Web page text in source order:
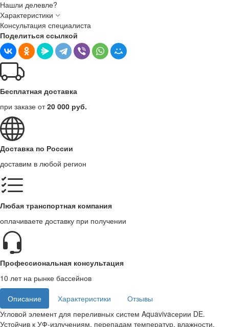
Нашли делевле?
Характеристики
Консультация специалиста
Поделиться ссылкой
Бесплатная доставка
при заказе от20 000 руб.
Доставка по России
доставим в любой регион
Любая транспортная компания
оплачиваете доставку при получении
Профессиональная консультация
10 лет на рынке бассейнов
Описание
Характеристики
Отзывы
Угловой элемент для переливных систем Aquavivaсерии DE.
Устойчив к УФ-излучениям, перепадам температур, влажности.